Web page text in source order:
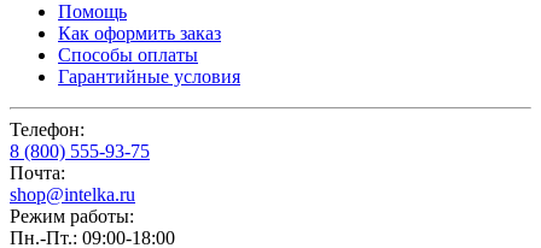
Помощь
Как оформить заказ
Способы оплаты
Гарантийные условия
Телефон:
8 (800) 555-93-75
Почта:
shop@intelka.ru
Режим работы:
Пн.-Пт.: 09:00-18:00